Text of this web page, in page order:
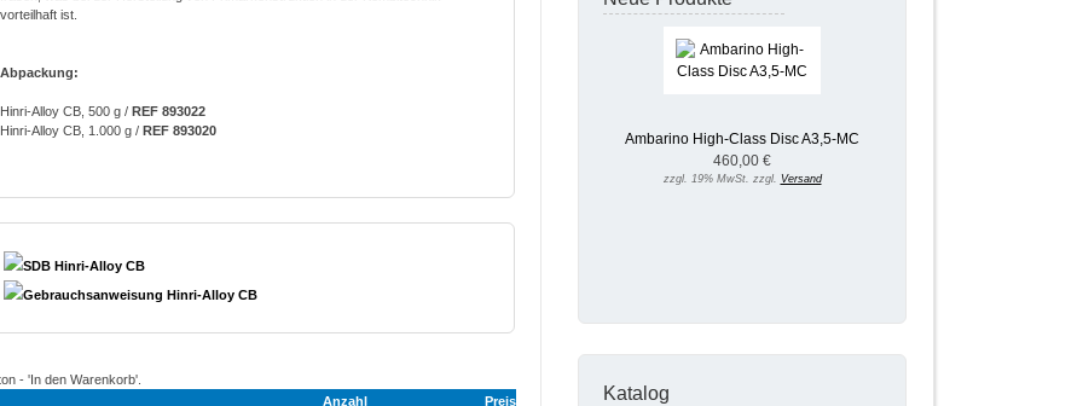
vorteilhaft ist.
Abpackung:
Hinri-Alloy CB, 500 g / REF 893022
Hinri-Alloy CB, 1.000 g / REF 893020
SDB Hinri-Alloy CB
Gebrauchsanweisung Hinri-Alloy CB
- 'In den Warenkorb'.
Anzahl
Preis
Ambarino High-Class Disc A3,5-MC
460,00 €
zzgl. 19% MwSt. zzgl. Versand
Katalog